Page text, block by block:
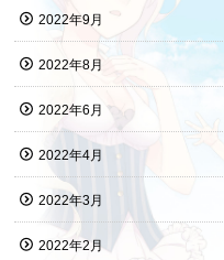
2022年9月
2022年8月
2022年6月
2022年4月
2022年3月
2022年2月